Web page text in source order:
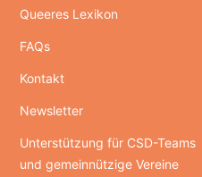
Queeres Lexikon
FAQs
Kontakt
Newsletter
Unterstützung für CSD-Teams
und gemeinnützige Vereine